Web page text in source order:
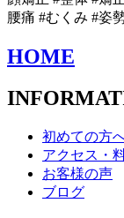
腰痛 #むくみ #姿
HOME
初めての方
アクセス・
お客様の声
ブログ